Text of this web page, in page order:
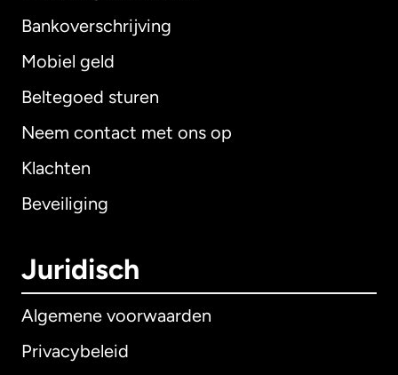
Bankoverschrijving
Mobiel geld
Beltegoed sturen
Neem contact met ons op
Klachten
Beveiliging
Juridisch
Algemene voorwaarden
Privacybeleid